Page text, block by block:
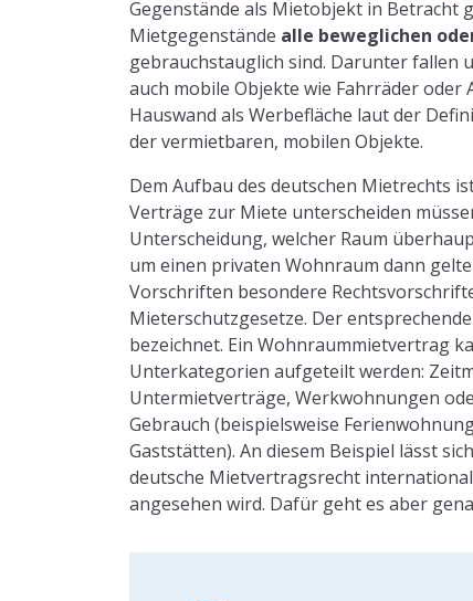
Gegenstände als Mietobjekt in Betracht
Mietgegenstände alle beweglichen
gebrauchstauglich sind. Darunter fallen
auch mobile Objekte wie Fahrräder oder
Hauswand als Werbefläche laut der
der vermietbaren, mobilen Objekte.
Dem Aufbau des deutschen Mietrechts
Verträge zur Miete unterscheiden
Unterscheidung, welcher Raum
um einen privaten Wohnraum dann
Vorschriften besondere
Mieterschutzgesetze. Der
bezeichnet. Ein Wohnraummietvertrag
Unterkategorien aufgeteilt werden:
Untermietverträge, Werkwohnungen
Gebrauch (beispielsweise
Gaststätten). An diesem Beispiel lässt
deutsche Mietvertragsrecht
angesehen wird. Dafür geht es aber